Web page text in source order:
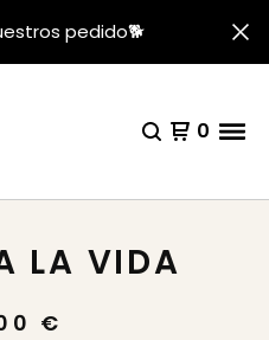
pedido🐕
0
LA VIDA
€